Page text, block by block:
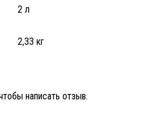
2 л
2,33 кг
написать отзыв.